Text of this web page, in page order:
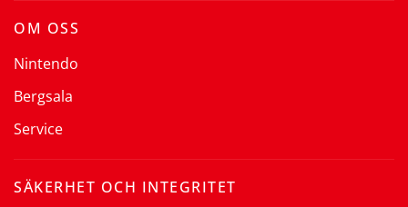
OM OSS
Nintendo
Bergsala
Service
SÄKERHET OCH INTEGRITET